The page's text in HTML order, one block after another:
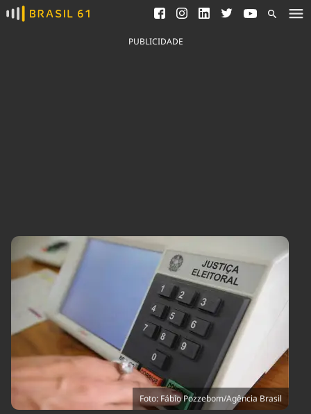
Ver todas as notícias
Saneamento
Indicadores
Agronegócios
Brasil
Brasil Mineral
Tecnologia
Cinema
Comportamento
Infraestrutura
Internacional
Meio Ambiente
Podcast
Política
Saúde
Tempo
PUBLICIDADE
Foto: Fábio Pozzebom/Agência Brasil